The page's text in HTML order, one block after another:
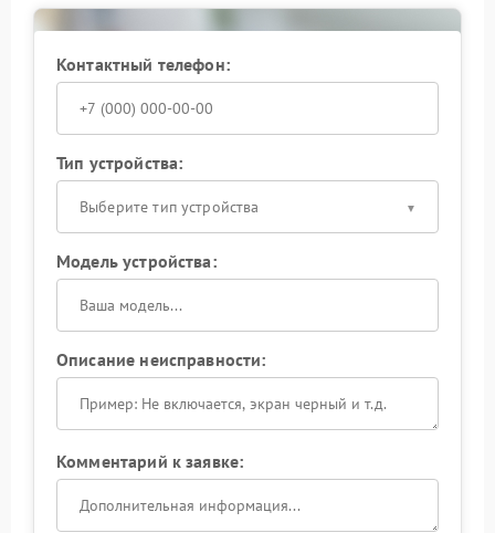
Контактный телефон:
Тип устройства:
Выберите тип устройства
Модель устройства:
Описание неисправности:
Комментарий к заявке: